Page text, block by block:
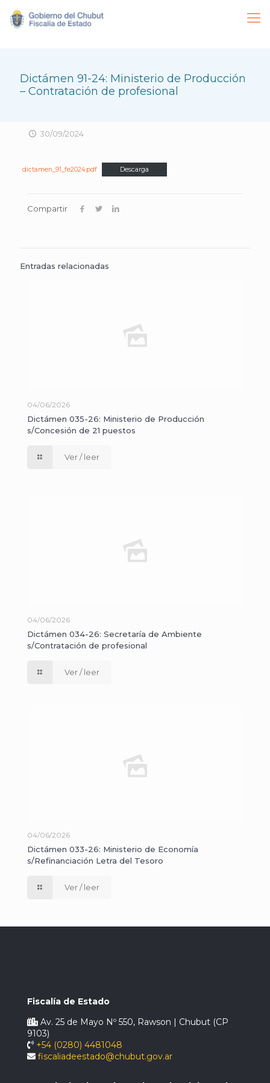
Dictámen 91-24: Ministerio de Producción
– Contratación de profesional
30/09/2024
dictamen_91_fe2024.pdf Descarga
Compartir
Entradas relacionadas
04/06/2026
Dictámen 035-26: Ministerio de Producción
s/Concesión de 21 puestos
Ver / leer
04/06/2026
Dictámen 034-26: Secretaría de Ambiente
s/Contratación de profesional
Ver / leer
04/06/2026
Dictámen 033-26: Ministerio de Economía
s/Refinanciación Letra del Tesoro
Ver / leer
Fiscalía de Estado
Av. 25 de Mayo Nº 550, Rawson | Chubut (CP
9103)
+54 (0280) 4481048
fiscaliadeestado@chubut.gov.ar